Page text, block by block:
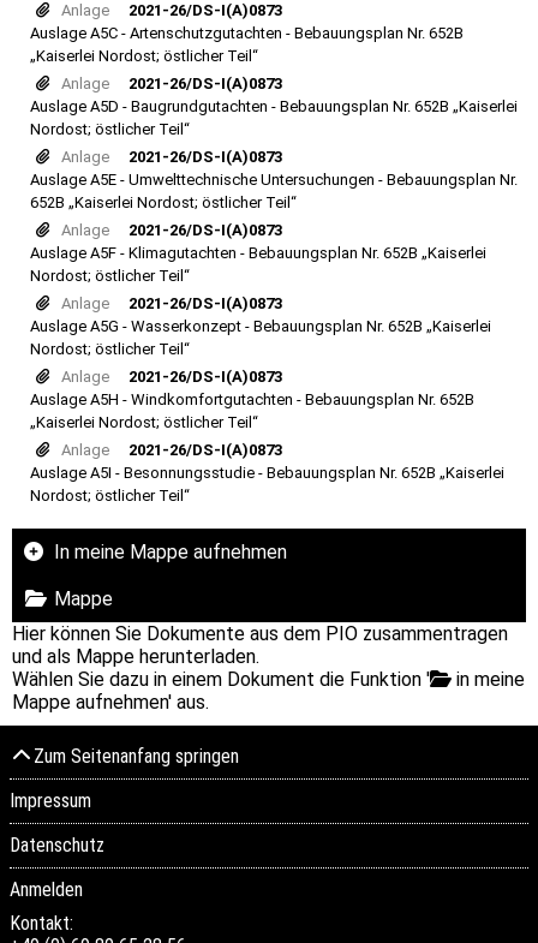
Anlage
2021-26/DS-I(A)0873
Auslage A5C - Artenschutzgutachten - Bebauungsplan Nr. 652B
„Kaiserlei Nordost; östlicher Teil“
Anlage
2021-26/DS-I(A)0873
Auslage A5D - Baugrundgutachten - Bebauungsplan Nr. 652B „Kaiserlei
Nordost; östlicher Teil“
Anlage
2021-26/DS-I(A)0873
Auslage A5E - Umwelttechnische Untersuchungen - Bebauungsplan Nr.
652B „Kaiserlei Nordost; östlicher Teil“
Anlage
2021-26/DS-I(A)0873
Auslage A5F - Klimagutachten - Bebauungsplan Nr. 652B „Kaiserlei
Nordost; östlicher Teil“
Anlage
2021-26/DS-I(A)0873
Auslage A5G - Wasserkonzept - Bebauungsplan Nr. 652B „Kaiserlei
Nordost; östlicher Teil“
Anlage
2021-26/DS-I(A)0873
Auslage A5H - Windkomfortgutachten - Bebauungsplan Nr. 652B
„Kaiserlei Nordost; östlicher Teil“
Anlage
2021-26/DS-I(A)0873
Auslage A5I - Besonnungsstudie - Bebauungsplan Nr. 652B „Kaiserlei
Nordost; östlicher Teil“
In meine Mappe aufnehmen
Mappe
Hier können Sie Dokumente aus dem PIO zusammentragen
und als Mappe herunterladen.
Wählen Sie dazu in einem Dokument die Funktion '
in meine
Mappe aufnehmen' aus.
Zum Seitenanfang springen
Impressum
Datenschutz
Anmelden
Kontakt: